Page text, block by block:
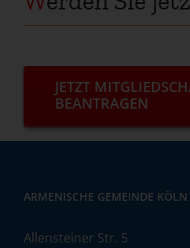
JETZT
BEANTRAGEN
ARMENISCHE GEMEINDE KÖLN
Allensteiner Str. 5